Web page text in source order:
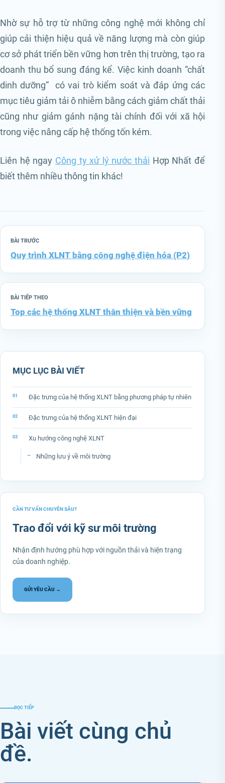
Nhờ sự hỗ trợ từ những công nghệ mới không chỉ
giúp cải thiện hiệu quả về năng lượng mà còn giúp
cơ sở phát triển bền vững hơn trên thị trường, tạo ra
doanh thu bổ sung đáng kể. Việc kinh doanh “chất
dinh dưỡng” có vai trò kiểm soát và đáp ứng các
mục tiêu giảm tải ô nhiễm bằng cách giảm chất thải
cũng như giảm gánh nặng tài chính đối với xã hội
trong việc nâng cấp hệ thống tốn kém.
Liên hệ ngay Công ty xử lý nước thải Hợp Nhất để
biết thêm nhiều thông tin khác!
BÀI TRƯỚC
Quy trình XLNT bằng công nghệ điện hóa (P2)
BÀI TIẾP THEO
Top các hệ thống XLNT thân thiện và bền vững
MỤC LỤC BÀI VIẾT
Đặc trưng của hệ thống XLNT bằng phương pháp tự nhiên
Đặc trưng của hệ thống XLNT hiện đại
Xu hướng công nghệ XLNT
Những lưu ý về môi trường
CẦN TƯ VẤN CHUYÊN SÂU?
Trao đổi với kỹ sư môi trường
Nhận định hướng phù hợp với nguồn thải và hiện trạng
của doanh nghiệp.
GỬI YÊU CẦU →
ĐỌC TIẾP
Bài viết cùng chủ
đề.